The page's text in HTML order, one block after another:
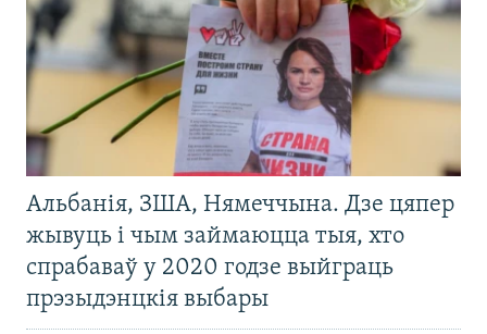
Альбанія, ЗША, Нямеччына. Дзе цяпер
жывуць і чым займаюцца тыя, хто
спрабаваў у 2020 годзе выйграць
прэзыдэнцкія выбары